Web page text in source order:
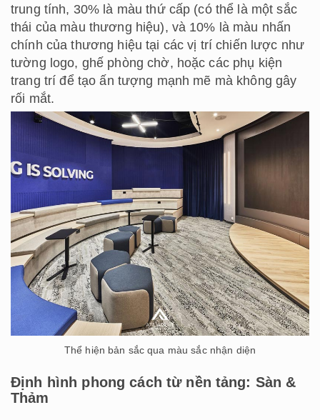
trung tính, 30% là màu thứ cấp (có thể là một sắc
thái của màu thương hiệu), và 10% là màu nhấn
chính của thương hiệu tại các vị trí chiến lược như
tường logo, ghế phòng chờ, hoặc các phụ kiện
trang trí để tạo ấn tượng mạnh mẽ mà không gây
rối mắt.
Thể hiện bản sắc qua màu sắc nhận diện
Định hình phong cách từ nền tảng: Sàn &
Thảm